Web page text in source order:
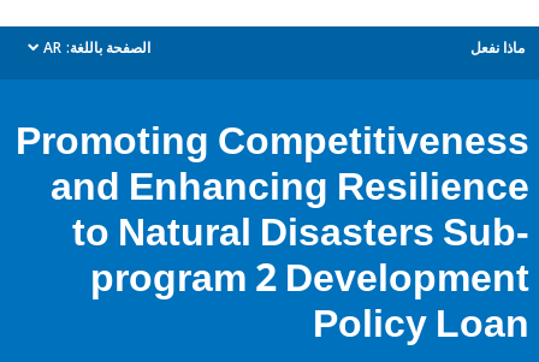
الصفحة باللغة: AR
dropdown
Promoting
and Enhancing
to Natural Disasters
program 2
Policy